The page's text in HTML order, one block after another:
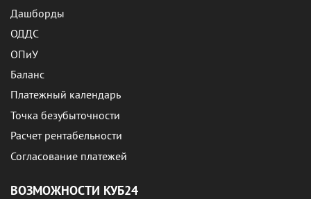
Дашборды
ОДДС
ОПиУ
Баланс
Платежный календарь
Точка безубыточности
Расчет рентабельности
Согласование платежей
ВОЗМОЖНОСТИ КУБ24